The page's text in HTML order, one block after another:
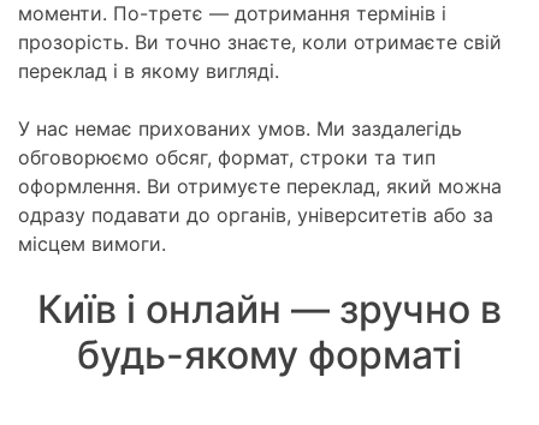
моменти. По-третє — дотримання термінів і
прозорість. Ви точно знаєте, коли отримаєте свій
переклад і в якому вигляді.
У нас немає прихованих умов. Ми заздалегідь
обговорюємо обсяг, формат, строки та тип
оформлення. Ви отримуєте переклад, який можна
одразу подавати до органів, університетів або за
місцем вимоги.
Київ і онлайн — зручно в
будь-якому форматі